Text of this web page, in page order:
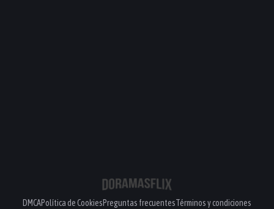
DMCAPolítica de CookiesPreguntas frecuentesTérminos y condiciones